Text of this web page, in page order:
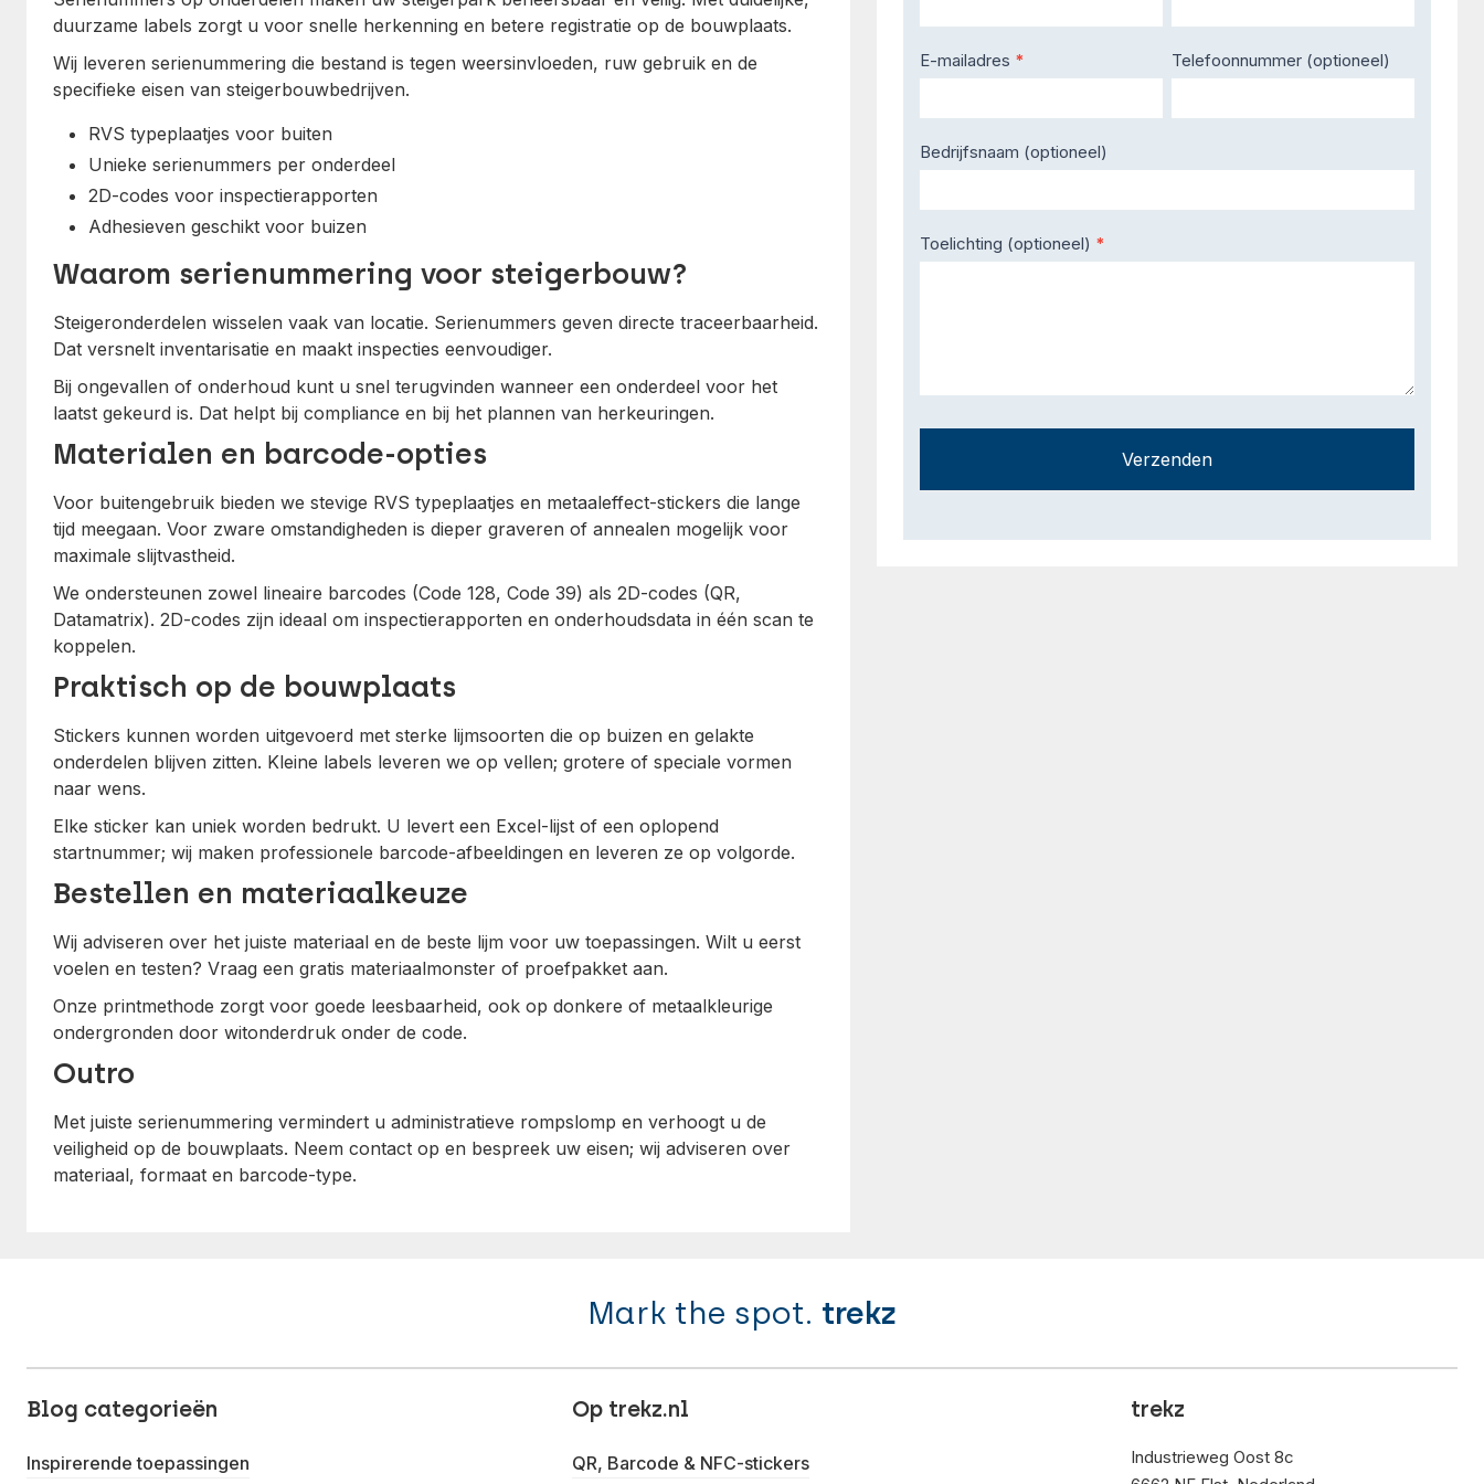
duurzame labels zorgt u voor snelle herkenning en betere registratie op de bouwplaats.
Wij leveren serienummering die bestand is tegen weersinvloeden, ruw gebruik en de
specifieke eisen van steigerbouwbedrijven.
RVS typeplaatjes voor buiten
Unieke serienummers per onderdeel
2D-codes voor inspectierapporten
Adhesieven geschikt voor buizen
Waarom serienummering voor steigerbouw?
Steigeronderdelen wisselen vaak van locatie. Serienummers geven directe traceerbaarheid.
Dat versnelt inventarisatie en maakt inspecties eenvoudiger.
Bij ongevallen of onderhoud kunt u snel terugvinden wanneer een onderdeel voor het
laatst gekeurd is. Dat helpt bij compliance en bij het plannen van herkeuringen.
Materialen en barcode-opties
Voor buitengebruik bieden we stevige RVS typeplaatjes en metaaleffect-stickers die lange
tijd meegaan. Voor zware omstandigheden is dieper graveren of annealen mogelijk voor
maximale slijtvastheid.
We ondersteunen zowel lineaire barcodes (Code 128, Code 39) als 2D-codes (QR,
Datamatrix). 2D-codes zijn ideaal om inspectierapporten en onderhoudsdata in één scan te
koppelen.
Praktisch op de bouwplaats
Stickers kunnen worden uitgevoerd met sterke lijmsoorten die op buizen en gelakte
onderdelen blijven zitten. Kleine labels leveren we op vellen; grotere of speciale vormen
naar wens.
Elke sticker kan uniek worden bedrukt. U levert een Excel-lijst of een oplopend
startnummer; wij maken professionele barcode-afbeeldingen en leveren ze op volgorde.
Bestellen en materiaalkeuze
Wij adviseren over het juiste materiaal en de beste lijm voor uw toepassingen. Wilt u eerst
voelen en testen? Vraag een gratis materiaalmonster of proefpakket aan.
Onze printmethode zorgt voor goede leesbaarheid, ook op donkere of metaalkleurige
ondergronden door witonderdruk onder de code.
Outro
Met juiste serienummering vermindert u administratieve rompslomp en verhoogt u de
veiligheid op de bouwplaats. Neem contact op en bespreek uw eisen; wij adviseren over
materiaal, formaat en barcode-type.
E-mailadres * Telefoonnummer (optioneel)
Bedrijfsnaam (optioneel)
Toelichting (optioneel) *
Verzenden
Mark the spot. trekz
Blog categorieën
Inspirerende toepassingen
Op trekz.nl
QR, Barcode & NFC-stickers
trekz
Industrieweg Oost 8c